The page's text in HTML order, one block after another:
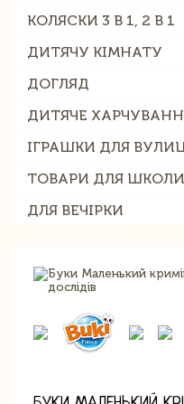
КОЛЯСКИ 3 В 1, 2 В 1
ДИТЯЧУ КІМНАТУ
ДОГЛЯД
ДИТЯЧЕ
ІГРАШКИ ДЛЯ
ТОВАРИ ДЛЯ ШКОЛИ
ДЛЯ ВЕЧІРКИ